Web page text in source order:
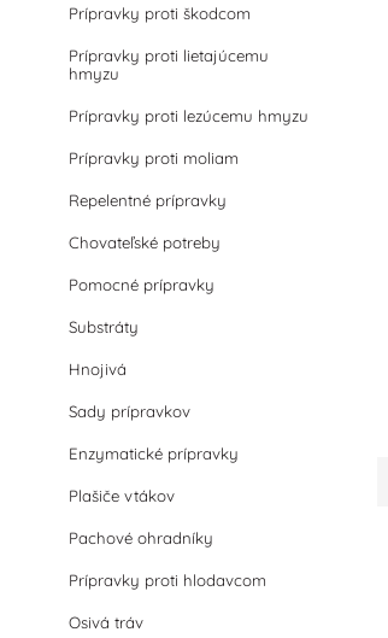
Prípravky proti škodcom
Prípravky proti lietajúcemu
hmyzu
Prípravky proti lezúcemu hmyzu
Prípravky proti moliam
Repelentné prípravky
Chovateľské potreby
Pomocné prípravky
Substráty
Hnojivá
Sady prípravkov
Enzymatické prípravky
Plašiče vtákov
Pachové ohradníky
Prípravky proti hlodavcom
Osivá tráv